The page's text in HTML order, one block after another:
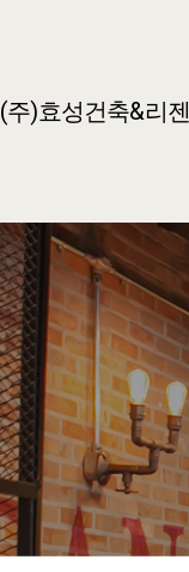
(주)효성건축&리